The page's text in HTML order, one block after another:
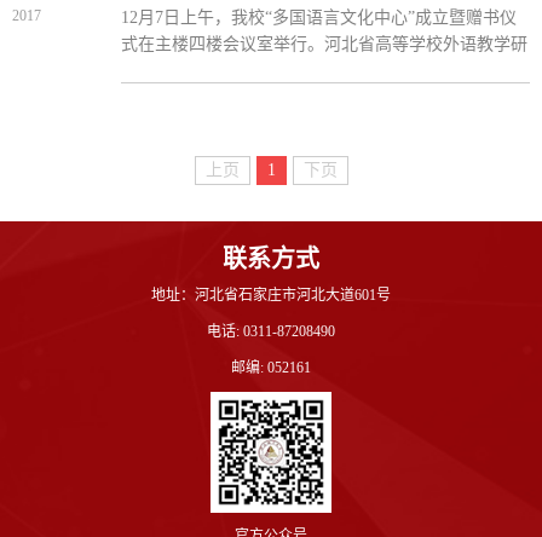
2017
12月7日上午，我校“多国语言文化中心”成立暨赠书仪
式在主楼四楼会议室举行。河北省高等学校外语教学研
上页 1 下页
联系方式
地址：河北省石家庄市河北大道601号
电话: 0311-87208490
邮编: 052161